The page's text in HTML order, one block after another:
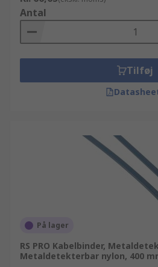
Antal
Tilføj
På lager
RS PRO Kabelbinder,
Metaldetekterbar nylon, 400